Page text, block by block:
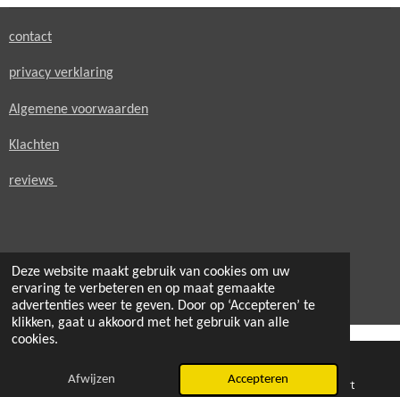
Deze website maakt gebruik van cookies om uw
ervaring te verbeteren en op maat gemaakte
advertenties weer te geven. Door op ‘Accepteren’ te
klikken, gaat u akkoord met het gebruik van alle
cookies.
Afwijzen Accepteren
contact
privacy verklaring
Algemene voorwaarden
Klachten
reviews
© 2021 - 2026 secondheaven.nl
Powered byJouwWeb
E-mailadres Telefoonnummer Kaart